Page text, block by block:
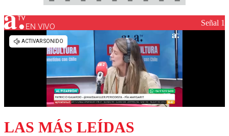
EN VIVO Señal 1
LAS MÁS LEÍDAS